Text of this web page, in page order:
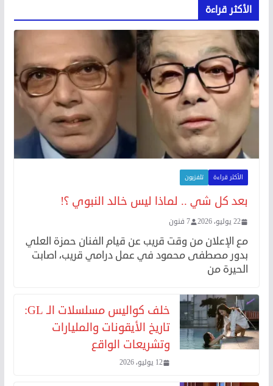
الأكثر قراءة
الأكثر قراءة تلفزيون
بعد كل شي .. لماذا ليس خالد النبوي ؟!
22 يوليو، 2026 7 فنون
مع الإعلان من وقت قريب عن قيام الفنان حمزة العلي
بدور مصطفى محمود في عمل درامي قريب، اصابت
الحيرة من
خلف كواليس مسلسلات الـ GL:
تاريخ الأيقونات والمليارات
وتشريعات الواقع
12 يوليو، 2026